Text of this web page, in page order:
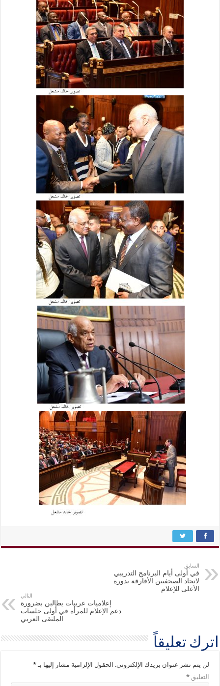
السابق
في أولى أيام البرنامج التدريبي
لاتحاد الصحفيين الأفارقة بدورة
الأعلى للإعلام
التالي
إعلاميات عربيات يطالبن بضرورة
دعم الإعلام للمرأة في أولى جلسات
الملتقى العربي
اترك تعليقاً
لن يتم نشر عنوان بريدك الإلكتروني. الحقول الإلزامية مشار إليها بـ*
التعليق*